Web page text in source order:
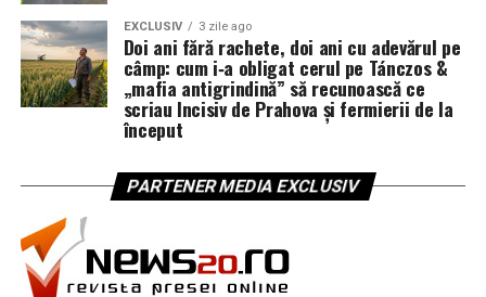
EXCLUSIV 3 zile ago
Doi ani fără rachete, doi ani cu adevărul pe
câmp: cum i‑a obligat cerul pe Tánczos &
„mafia antigrindină” să recunoască ce
scriau Incisiv de Prahova și fermierii de la
început
PARTENER MEDIA EXCLUSIV